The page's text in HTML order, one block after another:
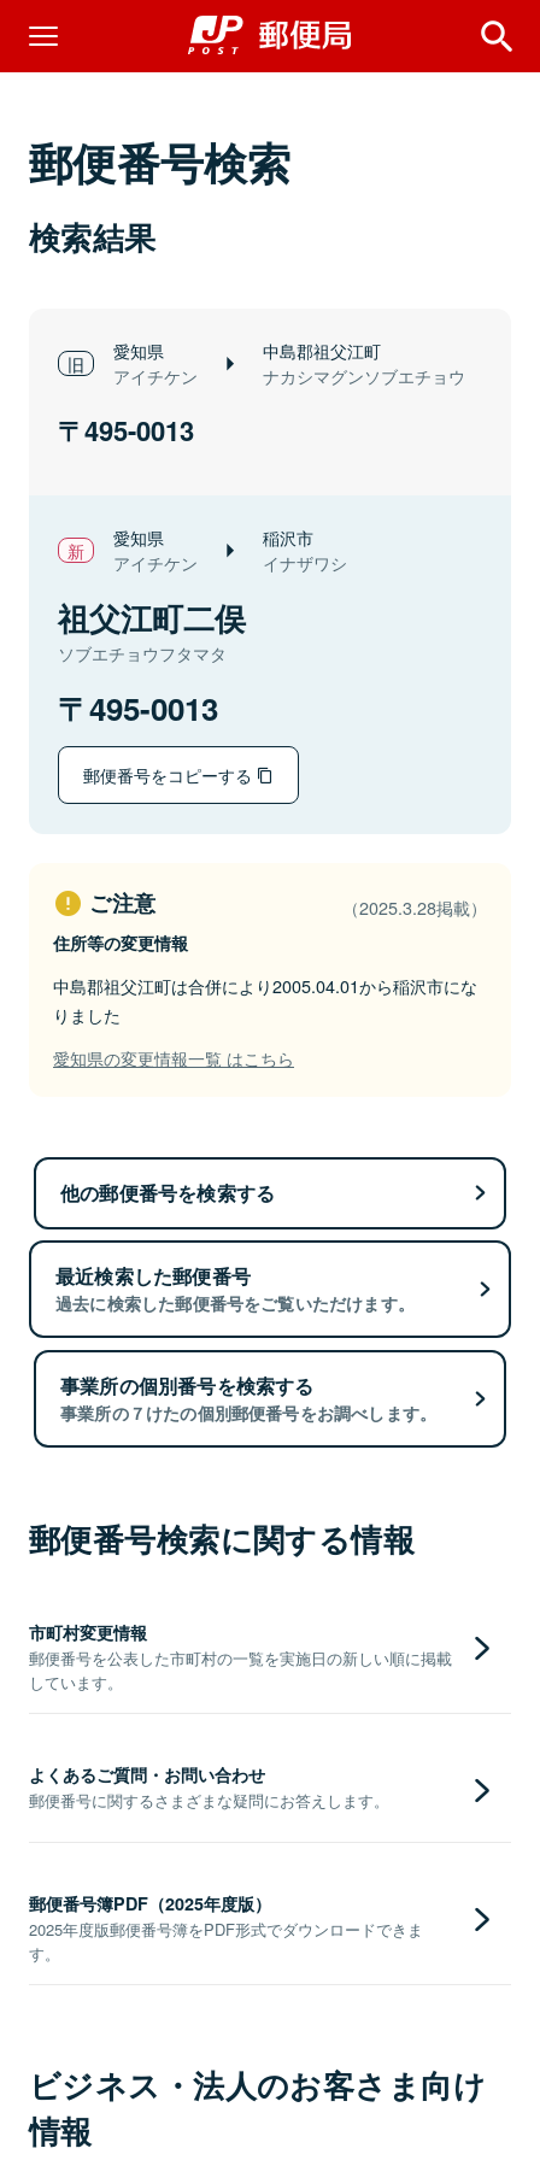
郵便番号検索
検索結果
愛知県
アイチケン
中島郡祖父江町
ナカシマグンソブエチョウ
495-0013
愛知県
アイチケン
稲沢市
イナザワシ
祖父江町二俣
ソブエチョウフタマタ
495-0013
郵便番号をコピーする
ご注意 （2025.3.28掲載）
住所等の変更情報
中島郡祖父江町は合併により2005.04.01から稲沢市にな
りました
愛知県の変更情報一覧 はこちら
他の郵便番号を検索する
最近検索した郵便番号
過去に検索した郵便番号をご覧いただけます。
事業所の個別番号を検索する
事業所の７けたの個別郵便番号をお調べします。
郵便番号検索に関する情報
市町村変更情報
郵便番号を公表した市町村の一覧を実施日の新しい順に掲載
しています。
よくあるご質問・お問い合わせ
郵便番号に関するさまざまな疑問にお答えします。
郵便番号簿PDF（2025年度版）
2025年度版郵便番号簿をPDF形式でダウンロードできま
す。
ビジネス・法人のお客さま向け
情報